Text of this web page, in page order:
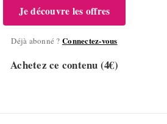
Je découvre les offres
Déjà abonné ? Connectez-vous
Achetez ce contenu (4€)